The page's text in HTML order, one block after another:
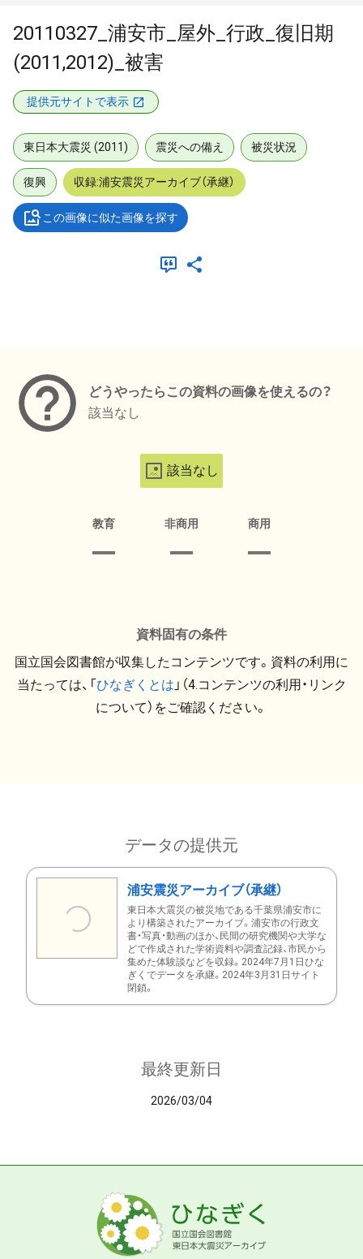
20110327_浦安市_屋外_行政_復旧期
(2011,2012)_被害
提供元サイトで表示
東日本大震災 (2011) 震災への備え 被災状況
復興 収録:浦安震災アーカイブ（承継）
この画像に似た画像を探す
どうやったらこの資料の画像を使えるの？
該当なし
該当なし
教育 非商用 商用
資料固有の条件
国立国会図書館が収集したコンテンツです。資料の利用に
当たっては、「ひなぎくとは 」（4.コンテンツの利用・リンク
について）をご確認ください。
データの提供元
浦安震災アーカイブ（承継）
東日本大震災の被災地である千葉県浦安市に
より構築されたアーカイブ。浦安市の行政文
書・写真・動画のほか、民間の研究機関や大学な
どで作成された学術資料や調査記録、市民から
集めた体験談などを収録。2024年7月1日ひな
ぎくでデータを承継。2024年3月31日サイト
閉鎖。
最終更新日
2026/03/04